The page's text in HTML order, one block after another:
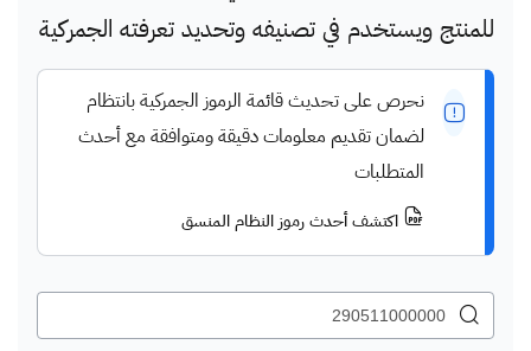
للمنتج ويستخدم في تصنيفه وتحديد تعرفته الجمركية
نحرص على تحديث قائمة الرموز الجمركية بانتظام
لضمان تقديم معلومات دقيقة ومتوافقة مع أحدث
المتطلبات
اكتشف أحدث رموز النظام المنسق